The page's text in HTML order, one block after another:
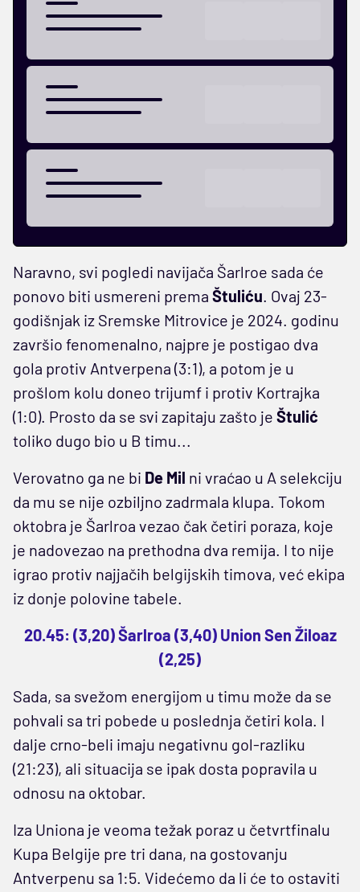
Naravno, svi pogledi navijača Šarlroe sada će
ponovo biti usmereni prema Štuliću. Ovaj 23-
godišnjak iz Sremske Mitrovice je 2024. godinu
završio fenomenalno, najpre je postigao dva
gola protiv Antverpena (3:1), a potom je u
prošlom kolu doneo trijumf i protiv Kortrajka
(1:0). Prosto da se svi zapitaju zašto je Štulić
toliko dugo bio u B timu...
Verovatno ga ne bi De Mil ni vraćao u A selekciju
da mu se nije ozbiljno zadrmala klupa. Tokom
oktobra je Šarlroa vezao čak četiri poraza, koje
je nadovezao na prethodna dva remija. I to nije
igrao protiv najjačih belgijskih timova, već ekipa
iz donje polovine tabele.
20.45: (3,20) Šarlroa (3,40) Union Sen Žiloaz
(2,25)
Sada, sa svežom energijom u timu može da se
pohvali sa tri pobede u poslednja četiri kola. I
dalje crno-beli imaju negativnu gol-razliku
(21:23), ali situacija se ipak dosta popravila u
odnosu na oktobar.
Iza Uniona je veoma težak poraz u četvrtfinalu
Kupa Belgije pre tri dana, na gostovanju
Antverpenu sa 1:5. Videćemo da li će to ostaviti